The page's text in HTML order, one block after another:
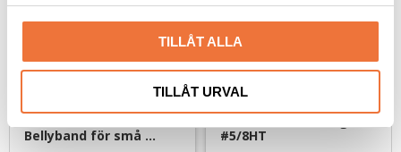
TILLÅT ALLA
TILLÅT URVAL
Bellyband för små
#5/8HT